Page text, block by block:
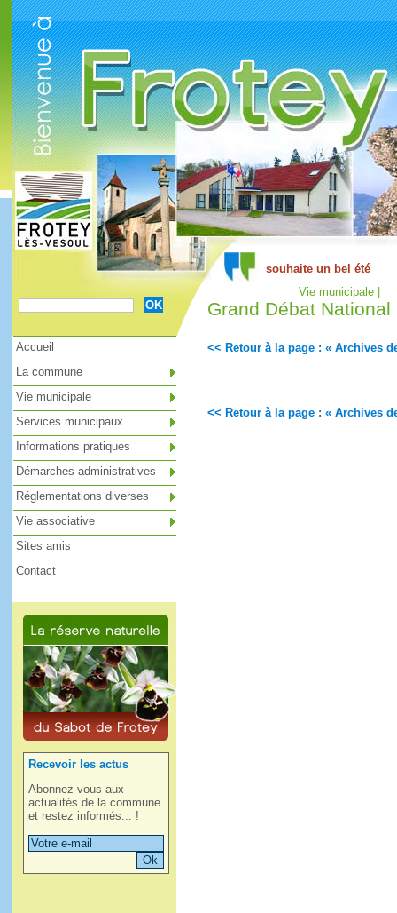
Recevoir les actus
Abonnez-vous aux
actualités de la commune
et restez informés... !
Vie municipale |
Grand Débat National
<< Retour à la page : « Archives
<< Retour à la page : « Archives
Accueil
La commune
Vie municipale
Services municipaux
Informations pratiques
Démarches administratives
Réglementations diverses
Vie associative
Sites amis
Contact
Cookies management panel